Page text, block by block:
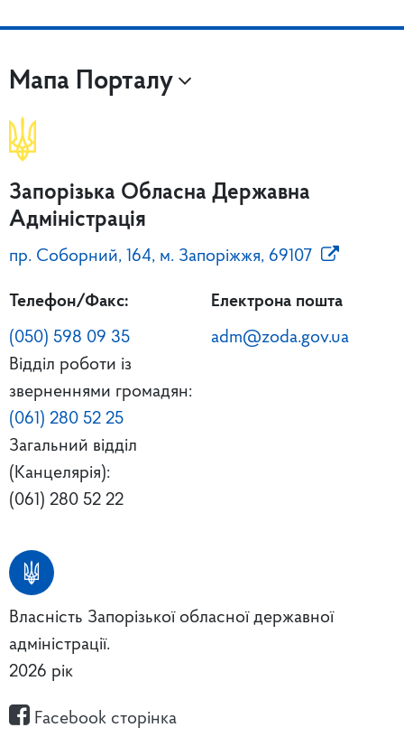
Мапа Порталу
Запорізька Обласна Державна
Адміністрація
пр. Соборний, 164, м. Запоріжжя, 69107
Телефон/Факс:
(050) 598 09 35
Відділ роботи із
зверненнями громадян:
(061) 280 52 25
Загальний відділ
(Канцелярія):
(061) 280 52 22
Електрона пошта
adm@zoda.gov.ua
Власність Запорізької обласної державної
адміністрації.
2026 рік
Facebook сторінка